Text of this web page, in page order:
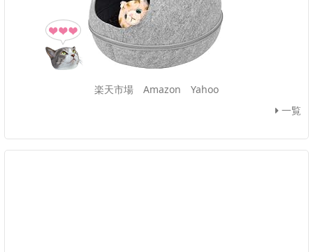
楽天市場 Amazon
Yahoo
一覧